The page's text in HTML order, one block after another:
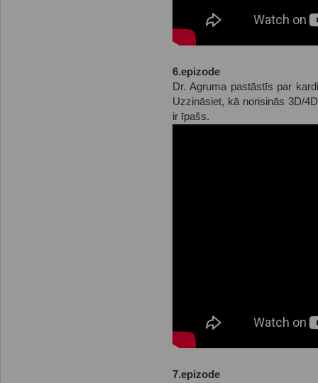
6.epizode
Dr. Agruma pastāstīs par
Uzzināsiet, kā norisinās 3D/
ir īpašs.
7.epizode